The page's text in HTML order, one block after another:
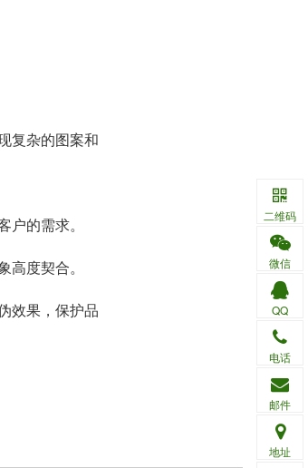
复杂的图案和
的需求。
度契合。
效果，保护品
二维码
微信
QQ
电话
邮件
地址